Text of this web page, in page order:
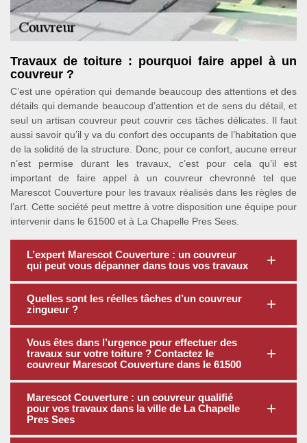
Travaux de toiture : pourquoi faire appel à un
couvreur ?
C’est une opération qui demande beaucoup des attentions et des
détails qui demande beaucoup d’attention et de sens du détail, et
seul un artisan couvreur peut couvrir ces tâches délicates. Il faut
aussi savoir qu’il y va du confort des occupants de l’habitation que
de la solidité de la structure. Donc, pour ce confort, aucune erreur
n’est permise durant les travaux, c’est pour cela qu’il est
important de faire appel à un couvreur chevronné tel que
Marescot Couverture pour les travaux réalisés dans les règles de
l’art. Cette société peut mettre à votre disposition une équipe pour
intervenir dans le 61500 et à La Chapelle Pres Sees.
L’expert Marescot Couverture : un couvreur
qui peut vous dépanner dans tous vos travaux
Quelles sont les réelles tâches d’un couvreur
zingueur ?
Vous êtes dans l’urgence pour effectuer des
travaux sur votre toiture ? Contactez le
couvreur Marescot Couverture dans le 61500
Marescot Couverture : un couvreur qualifié
pour vos travaux dans la ville de La Chapelle
Pres Sees